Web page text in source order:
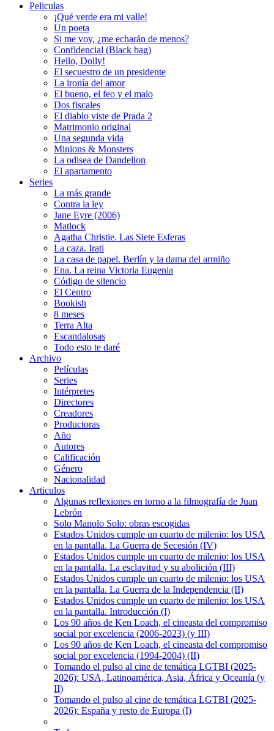
Peliculas
¡Qué verde era mi valle!
Un poeta
Si me voy, ¿me echarán de menos?
Confidencial (Black bag)
Hello, Dolly!
El secuestro de un presidente
La ironía del amor
El bueno, el feo y el malo
Dos fiscales
El diablo viste de Prada 2
Matrimonio original
Una segunda vida
Minions & Monsters
La odisea de Dandelion
El apartamento
Series
La más grande
Contra la ley
Jane Eyre (2006)
Matlock
Agatha Christie. Las Siete Esferas
La caza. Irati
La casa de papel. Berlín y la dama del armiño
Ena. La reina Victoria Eugenia
Código de silencio
El Centro
Bookish
8 meses
Terra Alta
Escandalosas
Todo esto te daré
Archivo
Películas
Series
Intérpretes
Directores
Creadores
Productoras
Año
Autores
Calificación
Género
Nacionalidad
Articulos
Algunas reflexiones en torno a la filmografía de Juan
Lebrón
Solo Manolo Solo: obras escogidas
Estados Unidos cumple un cuarto de milenio: los USA
en la pantalla. La Guerra de Secesión (IV)
Estados Unidos cumple un cuarto de milenio: los USA
en la pantalla. La esclavitud y su abolición (III)
Estados Unidos cumple un cuarto de milenio: los USA
en la pantalla. La Guerra de la Independencia (II)
Estados Unidos cumple un cuarto de milenio: los USA
en la pantalla. Introducción (I)
Los 90 años de Ken Loach, el cineasta del compromiso
social por excelencia (2006-2023) (y III)
Los 90 años de Ken Loach, el cineasta del compromiso
social por excelencia (1994-2004) (II)
Tomando el pulso al cine de temática LGTBI (2025-
2026): USA, Latinoamérica, Asia, África y Oceanía (y
II)
Tomando el pulso al cine de temática LGTBI (2025-
2026): España y resto de Europa (I)